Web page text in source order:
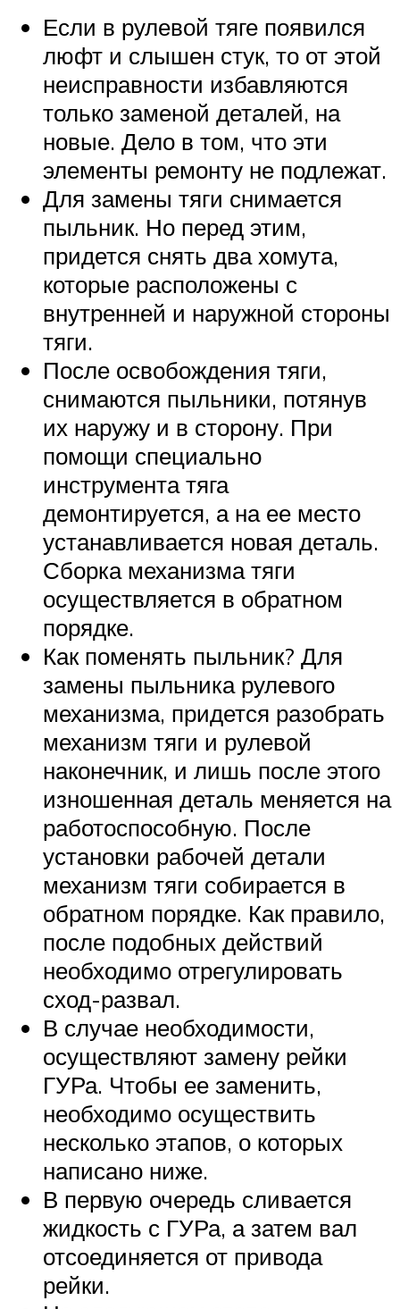
Если в рулевой тяге появился
люфт и слышен стук, то от этой
неисправности избавляются
только заменой деталей, на
новые. Дело в том, что эти
элементы ремонту не подлежат.
Для замены тяги снимается
пыльник. Но перед этим,
придется снять два хомута,
которые расположены с
внутренней и наружной стороны
тяги.
После освобождения тяги,
снимаются пыльники, потянув
их наружу и в сторону. При
помощи специально
инструмента тяга
демонтируется, а на ее место
устанавливается новая деталь.
Сборка механизма тяги
осуществляется в обратном
порядке.
Как поменять пыльник? Для
замены пыльника рулевого
механизма, придется разобрать
механизм тяги и рулевой
наконечник, и лишь после этого
изношенная деталь меняется на
работоспособную. После
установки рабочей детали
механизм тяги собирается в
обратном порядке. Как правило,
после подобных действий
необходимо отрегулировать
сход-развал.
В случае необходимости,
осуществляют замену рейки
ГУРа. Чтобы ее заменить,
необходимо осуществить
несколько этапов, о которых
написано ниже.
В первую очередь сливается
жидкость с ГУРа, а затем вал
отсоединяется от привода
рейки.